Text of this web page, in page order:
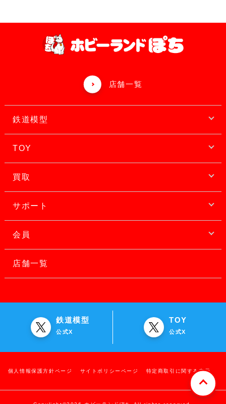
店舗一覧
鉄道模型
TOY
買取
サポート
会員
店舗一覧
鉄道模型
公式X
TOY
公式X
個人情報保護方針ページ サイトポリシーページ 特定商取引に関する表示